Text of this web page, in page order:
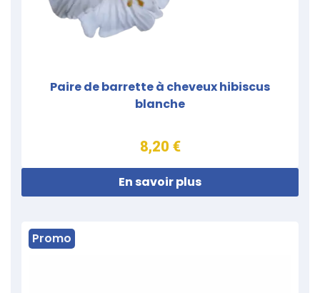
Paire de barrette à cheveux hibiscus
blanche
8,20 €
En savoir plus
Promo